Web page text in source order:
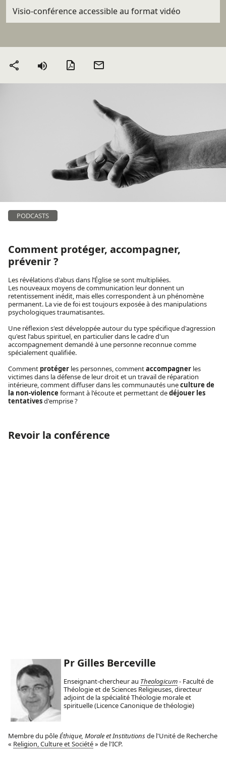
Visio-conférence accessible au format vidéo
Partager Version PDF
PODCASTS
Comment protéger, accompagner,
prévenir ?
Les révélations d'abus dans l’Église se sont multipliées.
Les nouveaux moyens de communication leur donnent un
retentissement inédit, mais elles correspondent à un phénomène
permanent. La vie de foi est toujours exposée à des manipulations
psychologiques traumatisantes.
Une réflexion s'est développée autour du type spécifique d'agression
qu'est l'abus spirituel, en particulier dans le cadre d'un
accompagnement demandé à une personne reconnue comme
spécialement qualifiée.
Comment protéger les personnes, commentaccompagner les
victimes dans la défense de leur droit et un travail de réparation
intérieure, comment diffuser dans les communautés uneculture de
la non-violence formant à l'écoute et permettant dedéjouer les
tentativesd'emprise ?
Revoir la conférence
Pr Gilles Berceville
Enseignant-chercheur au Theologicum- Faculté de
Théologie et de Sciences Religieuses, directeur
adjoint de la spécialité Théologie morale et
spirituelle (Licence Canonique de théologie)
Membre du pôleÉthique, Morale et Institutionsde l'Unité de Recherche
« Religion, Culture et Société» de l'ICP.